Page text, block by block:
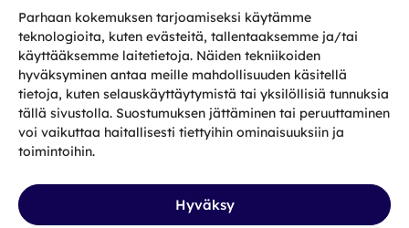
Parhaan kokemuksen tarjoamiseksi käytämme
teknologioita, kuten evästeitä, tallentaaksemme ja/tai
käyttääksemme laitetietoja. Näiden tekniikoiden
hyväksyminen antaa meille mahdollisuuden käsitellä
tietoja, kuten selauskäyttäytymistä tai yksilöllisiä tunnuksia
tällä sivustolla. Suostumuksen jättäminen tai peruuttaminen
voi vaikuttaa haitallisesti tiettyihin ominaisuuksiin ja
toimintoihin.
Hyväksy
Saat tiedon tulevista tapahtumista sekä
toiminnastamme rikos­taustaisten ja heidän
läheistensä aseman parantamiseksi.
Tilaa
Facebook
X Instagram
LinkedIn